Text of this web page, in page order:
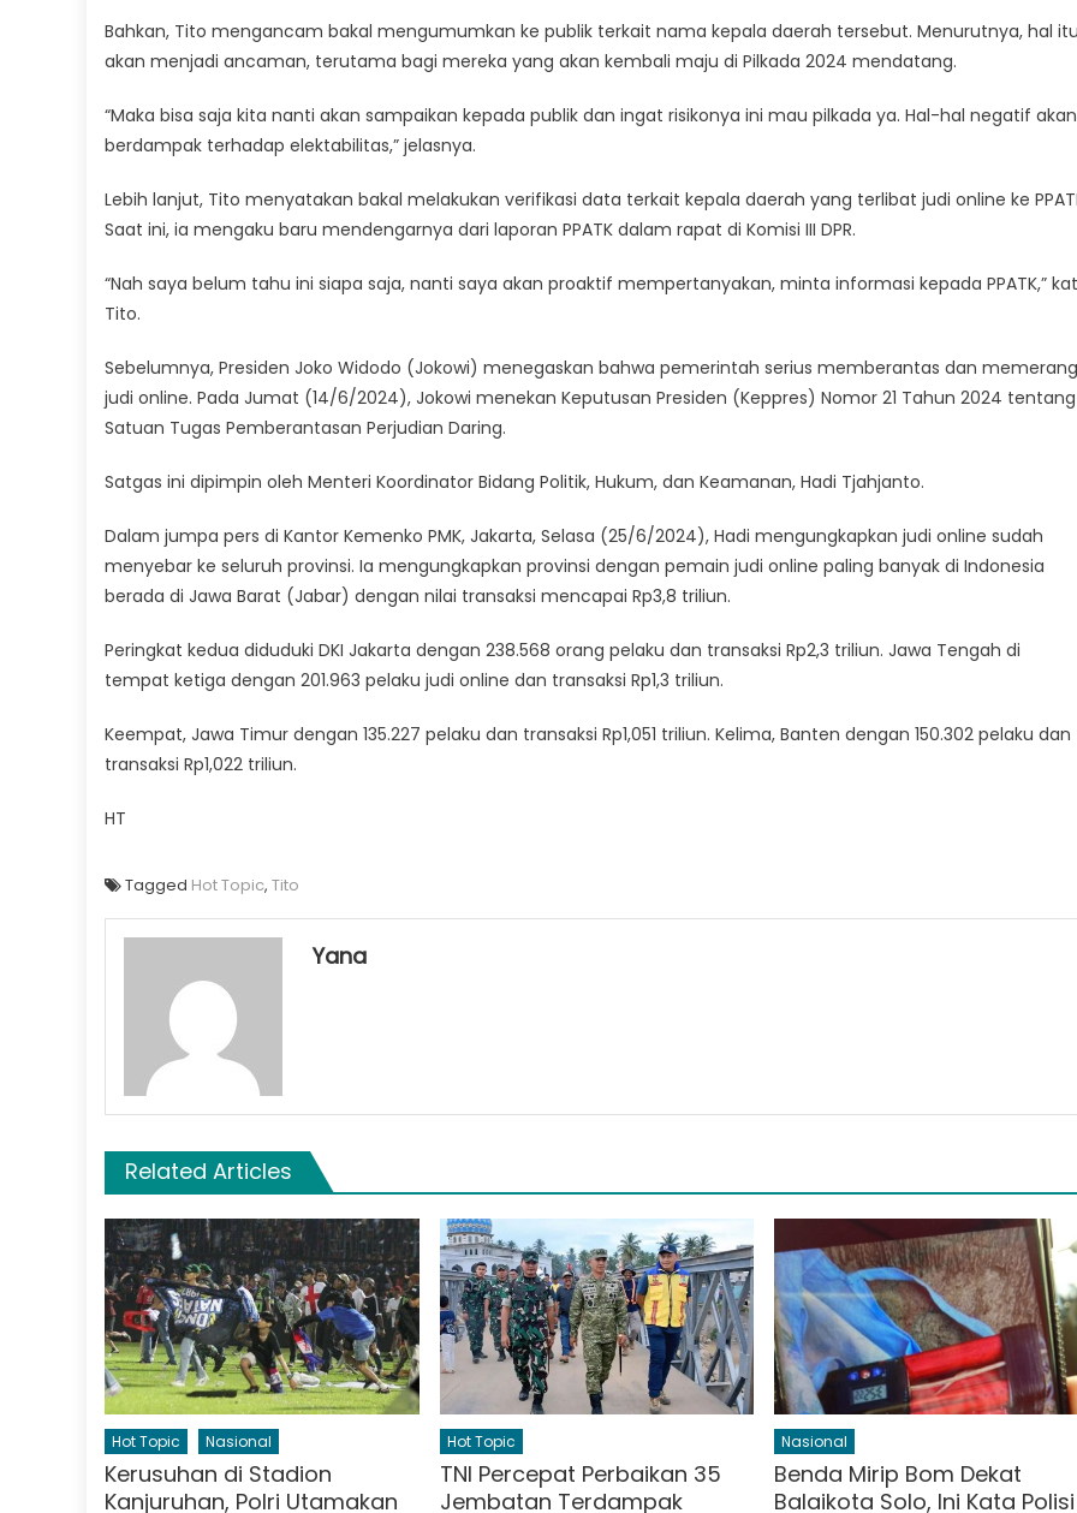
Bahkan, Tito mengancam bakal mengumumkan ke publik terkait nama kepala daerah tersebut. Menurutnya, hal
akan menjadi ancaman, terutama bagi mereka yang akan kembali maju di Pilkada 2024 mendatang.
“Maka bisa saja kita nanti akan sampaikan kepada publik dan ingat risikonya ini mau pilkada ya. Hal-hal negatif akan
berdampak terhadap elektabilitas,” jelasnya.
Lebih lanjut, Tito menyatakan bakal melakukan verifikasi data terkait kepala daerah yang terlibat judi online ke
Saat ini, ia mengaku baru mendengarnya dari laporan PPATK dalam rapat di Komisi III DPR.
“Nah saya belum tahu ini siapa saja, nanti saya akan proaktif mempertanyakan, minta informasi kepada PPATK,”
Tito.
Sebelumnya, Presiden Joko Widodo (Jokowi) menegaskan bahwa pemerintah serius memberantas dan
judi online. Pada Jumat (14/6/2024), Jokowi menekan Keputusan Presiden (Keppres) Nomor 21 Tahun 2024 tentang
Satuan Tugas Pemberantasan Perjudian Daring.
Satgas ini dipimpin oleh Menteri Koordinator Bidang Politik, Hukum, dan Keamanan, Hadi Tjahjanto.
Dalam jumpa pers di Kantor Kemenko PMK, Jakarta, Selasa (25/6/2024), Hadi mengungkapkan judi online sudah
menyebar ke seluruh provinsi. Ia mengungkapkan provinsi dengan pemain judi online paling banyak di Indonesia
berada di Jawa Barat (Jabar) dengan nilai transaksi mencapai Rp3,8 triliun.
Peringkat kedua diduduki DKI Jakarta dengan 238.568 orang pelaku dan transaksi Rp2,3 triliun. Jawa Tengah di
tempat ketiga dengan 201.963 pelaku judi online dan transaksi Rp1,3 triliun.
Keempat, Jawa Timur dengan 135.227 pelaku dan transaksi Rp1,051 triliun. Kelima, Banten dengan 150.302 pelaku dan
transaksi Rp1,022 triliun.
HT
Tagged Hot Topic, Tito
Yana
Related Articles
Hot Topic Nasional
Kerusuhan di Stadion
Kanjuruhan, Polri Utamakan
Hot Topic
TNI Percepat Perbaikan 35
Jembatan Terdampak
Nasional
Benda Mirip Bom Dekat
Balaikota Solo, Ini Kata Polisi